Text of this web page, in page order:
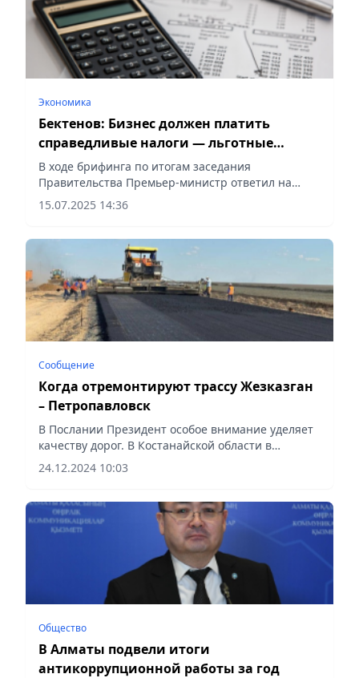
Экономика
Бектенов: Бизнес должен платить
справедливые налоги — льготные
режимы будут пересмотрены
В ходе брифинга по итогам заседания
Правительства Премьер-министр ответил на
вопрос журналистов касательно исполнения
налоговых обязательств бизнесом в
15.07.2025 14:36
Сообщение
Когда отремонтируют трассу Жезказган
– Петропавловск
В Послании Президент особое внимание уделяет
качеству дорог. В Костанайской области в
текущем году на ремонт местных автодорог
выделено 36,6 млрд тенге, сообщает Vecher.kz.
24.12.2024 10:03
Общество
В Алматы подвели итоги
антикоррупционной работы за год